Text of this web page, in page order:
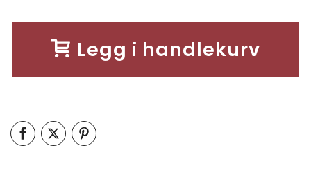
Legg i handlekurv